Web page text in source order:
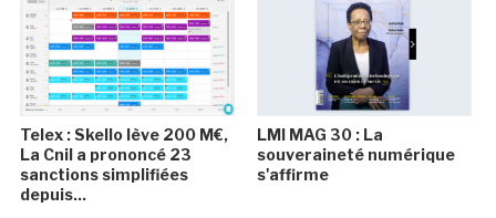
Telex : Skello lève 200 M€,
La Cnil a prononcé 23
sanctions simplifiées
depuis...
LMI MAG 30 : La
souveraineté numérique
s'affirme